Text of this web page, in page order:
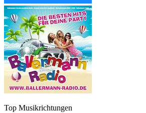
Top Musikrichtungen